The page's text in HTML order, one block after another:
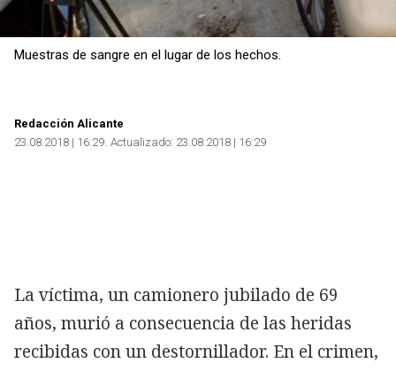
Muestras de sangre en el lugar de los hechos.
Redacción Alicante
23.08.2018 | 16:29 Actualizado: 23.08.2018 | 16:29
La víctima, un camionero jubilado de 69
años, murió a consecuencia de las heridas
recibidas con un destornillador. En el crimen,